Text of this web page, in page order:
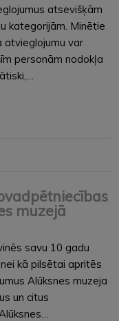
atsevišķām
kategorijām. Minētie
atvieglojumu var
personām nodokļa
muzejā
savu 10 gadu
kā pilsētai apritēs
Alūksnes muzeja
un citus